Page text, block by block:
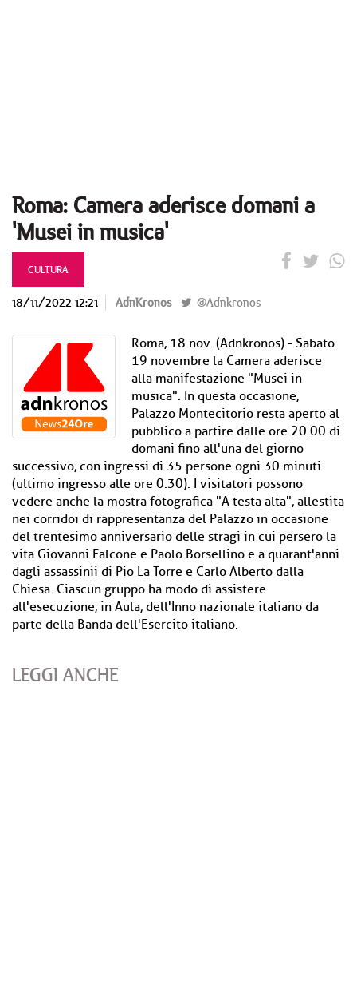
Roma: Camera aderisce domani a
'Musei in musica'
CULTURA
18/11/2022 12:21 AdnKronos @Adnkronos
Roma, 18 nov. (Adnkronos) - Sabato
19 novembre la Camera aderisce
alla manifestazione "Musei in
musica". In questa occasione,
Palazzo Montecitorio resta aperto al
pubblico a partire dalle ore 20.00 di
domani fino all'una del giorno
successivo, con ingressi di 35 persone ogni 30 minuti
(ultimo ingresso alle ore 0.30). I visitatori possono
vedere anche la mostra fotografica "A testa alta", allestita
nei corridoi di rappresentanza del Palazzo in occasione
del trentesimo anniversario delle stragi in cui persero la
vita Giovanni Falcone e Paolo Borsellino e a quarant'anni
dagli assassinii di Pio La Torre e Carlo Alberto dalla
Chiesa. Ciascun gruppo ha modo di assistere
all'esecuzione, in Aula, dell'Inno nazionale italiano da
parte della Banda dell'Esercito italiano.
LEGGI ANCHE